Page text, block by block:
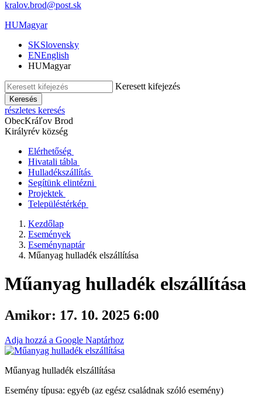
kralov.brod@post.sk
HUMagyar
SKSlovensky
ENEnglish
HUMagyar
Keresett kifejezés
Keresés
részletes keresés
ObecKráľov Brod
Királyrév község
Elérhetőség
Hivatali tábla
Hulladékszállítás
Segítünk elintézni
Projektek
Településtérkép
Kezdőlap
Események
Eseménynaptár
Műanyag hulladék elszállítása
Műanyag hulladék elszállítása
Amikor: 17. 10. 2025 6:00
Adja hozzá a Google Naptárhoz
Műanyag hulladék elszállítása
Esemény típusa: egyéb (az egész családnak szóló esemény)